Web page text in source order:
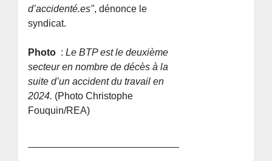
d’accidenté.es", dénonce le
syndicat.
Photo :Le BTP est le deuxième
secteur en nombre de décès à la
suite d’un accident du travail en
2024. (Photo Christophe
Fouquin/REA)